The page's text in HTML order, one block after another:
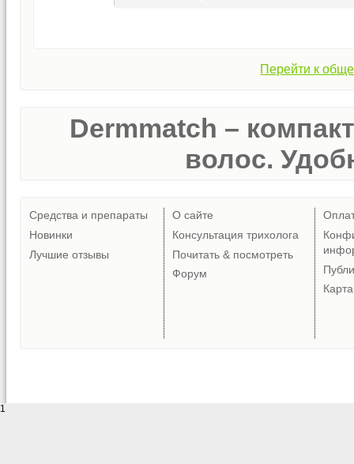
Перейти к
Dermmatch –
волос.
Средства и препараты
Новинки
Лучшие отзывы
О сайте
Консультация трихолога
Почитать & посмотреть
Форум
1